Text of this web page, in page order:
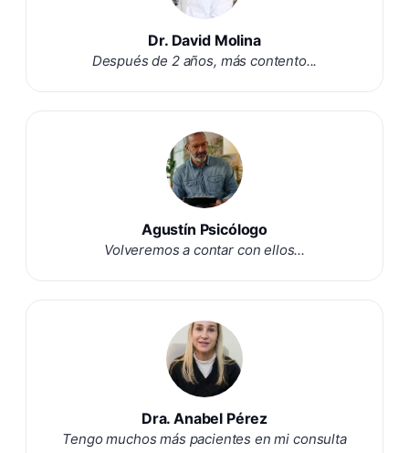
Dr. David Molina
Después de 2 años, más contento...
Agustín Psicólogo
Volveremos a contar con ellos...
Dra. Anabel Pérez
Tengo muchos más pacientes en mi consulta